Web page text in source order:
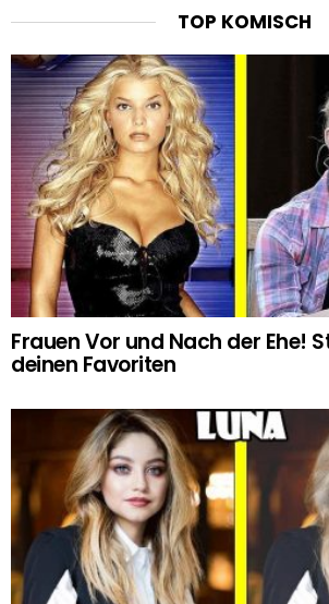
TOP KOMISCH
Frauen Vor und Nach der Ehe!
deinen Favoriten